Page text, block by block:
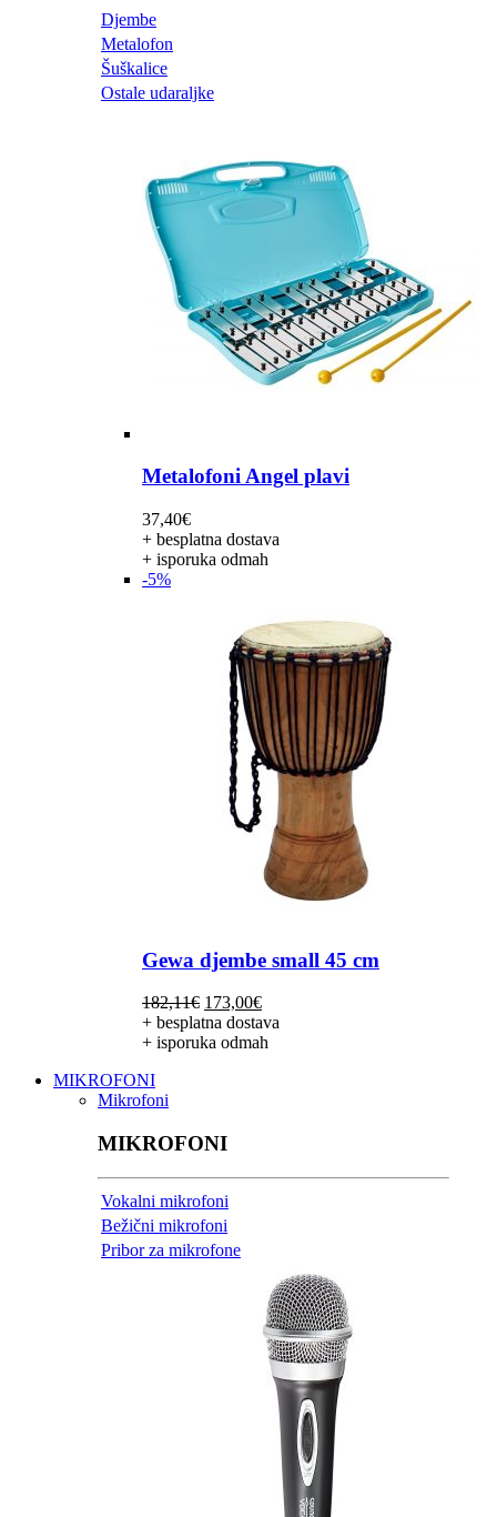
Djembe
Metalofon
Šuškalice
Ostale udaraljke
Metalofoni Angel plavi
37,40€
+ besplatna dostava
+ isporuka odmah
-5%
Gewa djembe small 45 cm
182,11€ Izvorna
cijena
bila
173,00€Trenutna
cijena
je:
+ besplatna dostava
+ isporuka odmah
MIKROFONI
Mikrofoni
MIKROFONI
Vokalni mikrofoni
Bežični mikrofoni
Pribor za mikrofone